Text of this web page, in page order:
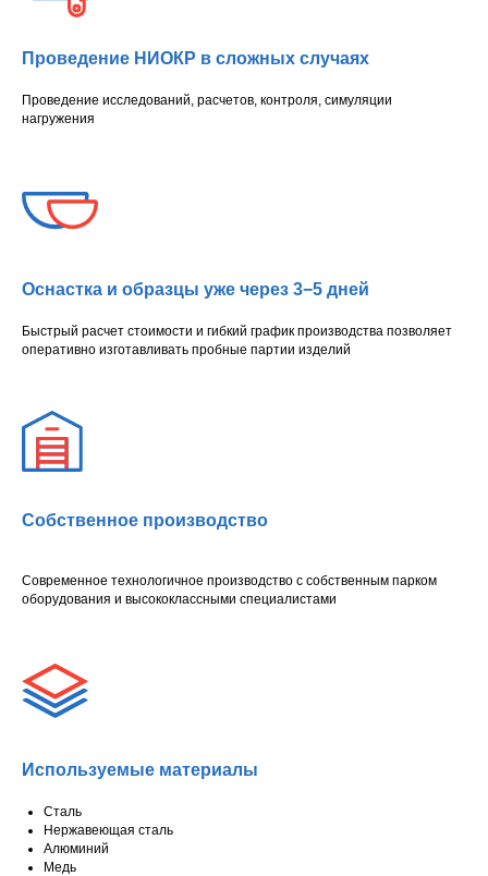
Проведение НИОКР в сложных случаях
Проведение исследований, расчетов, контроля, симуляции
нагружения
Оснастка и образцы уже через 3−5 дней
Быстрый расчет стоимости и гибкий график производства позволяет
оперативно изготавливать пробные партии изделий
Собственное производство
Современное технологичное производство с собственным парком
оборудования и высококлассными специалистами
Используемые материалы
Сталь
Нержавеющая сталь
Алюминий
Медь